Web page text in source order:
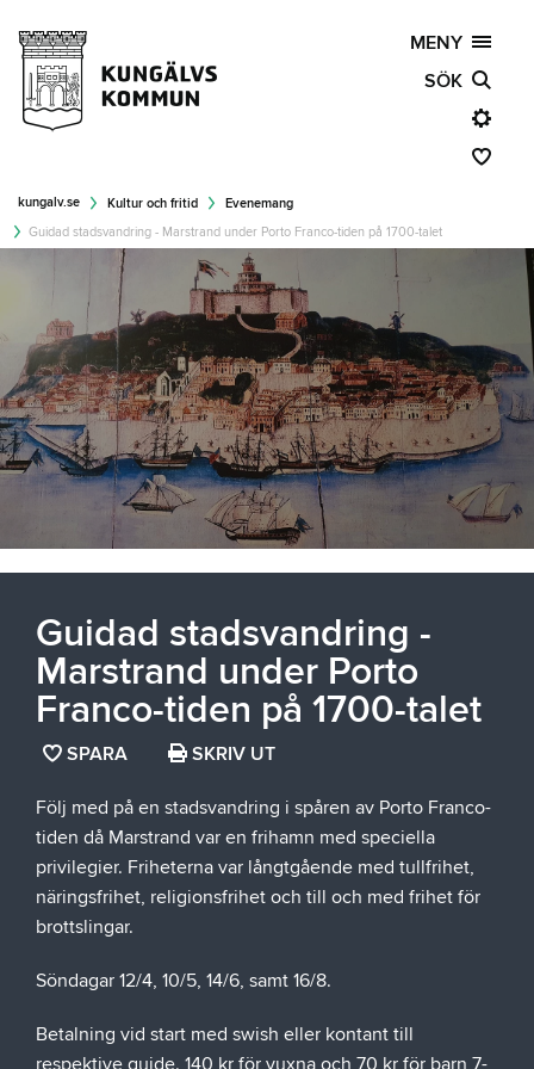
MENY
SÖK
kungalv.se Kultur och fritid
Evenemang
Guidad stadsvandring - Marstrand under Porto Franco-tiden på 1700-talet
Guidad stadsvandring -
Marstrand under Porto
Franco-tiden på 1700-talet
SPARA SPARA
SOM
FAVORIT
SKRIV UT
Följ med på en stadsvandring i spåren av Porto Franco-
tiden då Marstrand var en frihamn med speciella
privilegier. Friheterna var långtgående med tullfrihet,
näringsfrihet, religionsfrihet och till och med frihet för
brottslingar.
Söndagar 12/4, 10/5, 14/6, samt 16/8.
Betalning vid start med swish eller kontant till
respektive guide. 140 kr för vuxna och 70 kr för barn 7-